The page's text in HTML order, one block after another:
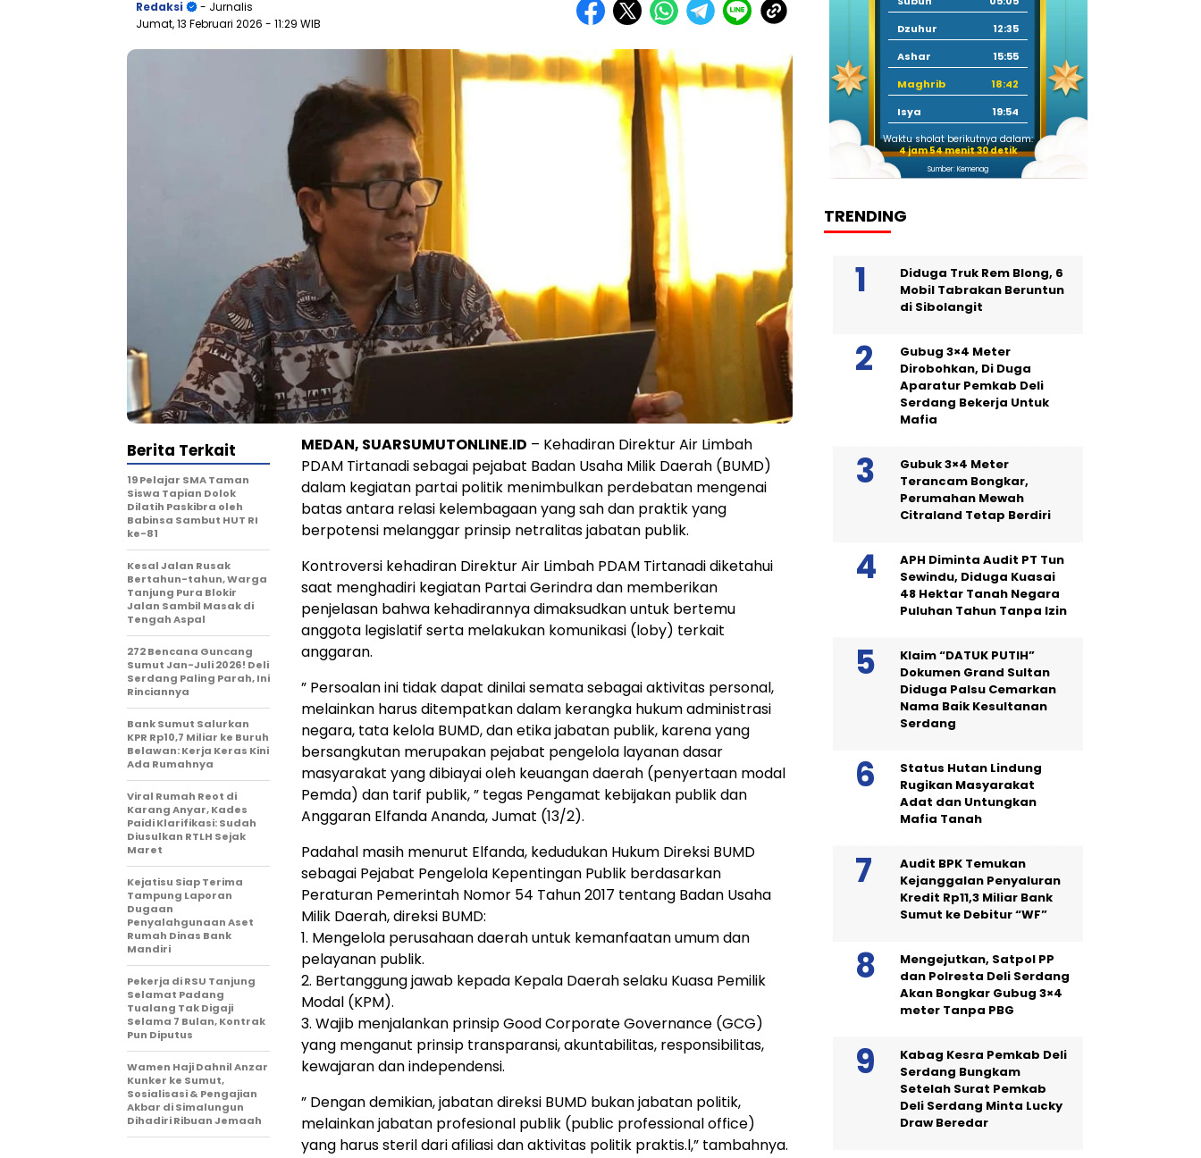
Redaksi
- Jurnalis
Jumat, 13 Februari 2026 - 11:29 WIB
MEDAN, SUARSUMUTONLINE.ID – Kehadiran Direktur Air Limbah
PDAM Tirtanadi sebagai pejabat Badan Usaha Milik Daerah (BUMD)
dalam kegiatan partai politik menimbulkan perdebatan mengenai
batas antara relasi kelembagaan yang sah dan praktik yang
berpotensi melanggar prinsip netralitas jabatan publik.
Kontroversi kehadiran Direktur Air Limbah PDAM Tirtanadi diketahui
saat menghadiri kegiatan Partai Gerindra dan memberikan
penjelasan bahwa kehadirannya dimaksudkan untuk bertemu
anggota legislatif serta melakukan komunikasi (loby) terkait
anggaran.
” Persoalan ini tidak dapat dinilai semata sebagai aktivitas personal,
melainkan harus ditempatkan dalam kerangka hukum administrasi
negara, tata kelola BUMD, dan etika jabatan publik, karena yang
bersangkutan merupakan pejabat pengelola layanan dasar
masyarakat yang dibiayai oleh keuangan daerah (penyertaan modal
Pemda) dan tarif publik, ” tegas Pengamat kebijakan publik dan
Anggaran Elfanda Ananda, Jumat (13/2).
Padahal masih menurut Elfanda, kedudukan Hukum Direksi BUMD
sebagai Pejabat Pengelola Kepentingan Publik berdasarkan
Peraturan Pemerintah Nomor 54 Tahun 2017 tentang Badan Usaha
Milik Daerah, direksi BUMD:
1. Mengelola perusahaan daerah untuk kemanfaatan umum dan
pelayanan publik.
2. Bertanggung jawab kepada Kepala Daerah selaku Kuasa Pemilik
Modal (KPM).
3. Wajib menjalankan prinsip Good Corporate Governance (GCG)
yang menganut prinsip transparansi, akuntabilitas, responsibilitas,
kewajaran dan independensi.
” Dengan demikian, jabatan direksi BUMD bukan jabatan politik,
melainkan jabatan profesional publik (public professional office)
yang harus steril dari afiliasi dan aktivitas politik praktis.l,” tambahnya.
Berita Terkait
19 Pelajar SMA Taman
Siswa Tapian Dolok
Dilatih Paskibra oleh
Babinsa Sambut HUT RI
ke-81
Kesal Jalan Rusak
Bertahun-tahun, Warga
Tanjung Pura Blokir
Jalan Sambil Masak di
Tengah Aspal
272 Bencana Guncang
Sumut Jan-Juli 2026! Deli
Serdang Paling Parah, Ini
Rinciannya
Bank Sumut Salurkan
KPR Rp10,7 Miliar ke Buruh
Belawan: Kerja Keras Kini
Ada Rumahnya
Viral Rumah Reot di
Karang Anyar, Kades
Paidi Klarifikasi: Sudah
Diusulkan RTLH Sejak
Maret
Kejatisu Siap Terima
Tampung Laporan
Dugaan
Penyalahgunaan Aset
Rumah Dinas Bank
Mandiri
Pekerja di RSU Tanjung
Selamat Padang
Tualang Tak Digaji
Selama 7 Bulan, Kontrak
Pun Diputus
Wamen Haji Dahnil Anzar
Kunker ke Sumut,
Sosialisasi & Pengajian
Akbar di Simalungun
Dihadiri Ribuan Jemaah
Dzuhur
12:35
Ashar
15:55
Maghrib
18:42
Isya
19:54
Waktu sholat berikutnya dalam:
4 jam 54 menit 29 detik
Sumber: Kemenag
TRENDING
Diduga Truk Rem Blong, 6
Mobil Tabrakan Beruntun
di Sibolangit
Gubug 3×4 Meter
Dirobohkan, Di Duga
Aparatur Pemkab Deli
Serdang Bekerja Untuk
Mafia
Gubuk 3×4 Meter
Terancam Bongkar,
Perumahan Mewah
Citraland Tetap Berdiri
APH Diminta Audit PT Tun
Sewindu, Diduga Kuasai
48 Hektar Tanah Negara
Puluhan Tahun Tanpa Izin
Klaim “DATUK PUTIH”
Dokumen Grand Sultan
Diduga Palsu Cemarkan
Nama Baik Kesultanan
Serdang
Status Hutan Lindung
Rugikan Masyarakat
Adat dan Untungkan
Mafia Tanah
Audit BPK Temukan
Kejanggalan Penyaluran
Kredit Rp11,3 Miliar Bank
Sumut ke Debitur “WF”
Mengejutkan, Satpol PP
dan Polresta Deli Serdang
Akan Bongkar Gubug 3×4
meter Tanpa PBG
Kabag Kesra Pemkab Deli
Serdang Bungkam
Setelah Surat Pemkab
Deli Serdang Minta Lucky
Draw Beredar